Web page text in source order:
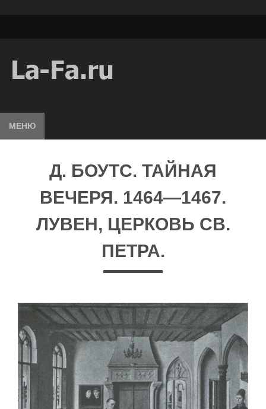
МЕНЮ
Д. БОУТС. ТАЙНАЯ
ВЕЧЕРЯ. 1464—1467.
ЛУВЕН, ЦЕРКОВЬ СВ.
ПЕТРА.